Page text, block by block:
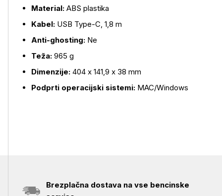
Material: ABS plastika
Kabel: USB Type-C, 1,8 m
Anti-ghosting: Ne
Teža: 965 g
Dimenzije: 404 x 141,9 x 38 mm
Podprti operacijski sistemi: MAC/Windows
Brezplačna dostava na vse bencinske